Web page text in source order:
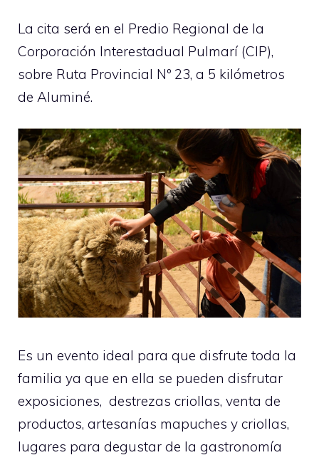
La cita será en el Predio Regional de la
Corporación Interestadual Pulmarí (CIP),
sobre Ruta Provincial Nº 23, a 5 kilómetros
de Aluminé.
Es un evento ideal para que disfrute toda la
familia ya que en ella se pueden disfrutar
exposiciones, destrezas criollas, venta de
productos, artesanías mapuches y criollas,
lugares para degustar de la gastronomía